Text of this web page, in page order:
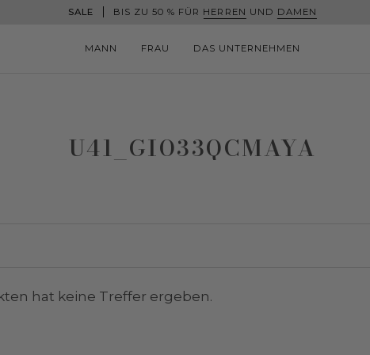
SALE BIS ZU 50 % FÜR HERREN UND DAMEN
MANN FRAU DAS UNTERNEHMEN
U41_GIO33QCMAYA
hat keine Treffer ergeben.